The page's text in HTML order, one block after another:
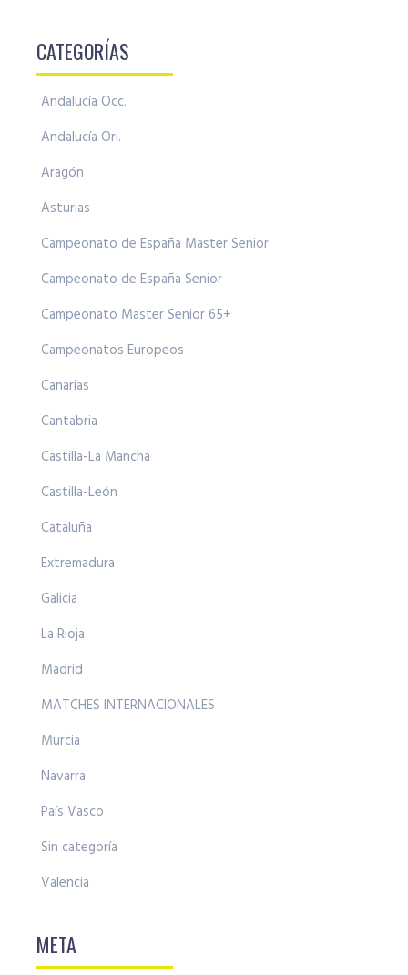
CATEGORÍAS
Andalucía Occ.
Andalucía Ori.
Aragón
Asturias
Campeonato de España Master Senior
Campeonato de España Senior
Campeonato Master Senior 65+
Campeonatos Europeos
Canarias
Cantabria
Castilla-La Mancha
Castilla-León
Cataluña
Extremadura
Galicia
La Rioja
Madrid
MATCHES INTERNACIONALES
Murcia
Navarra
País Vasco
Sin categoría
Valencia
META